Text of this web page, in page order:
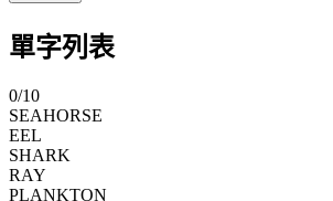
單字列表
0/10
SEAHORSE
EEL
SHARK
RAY
PLANKTON